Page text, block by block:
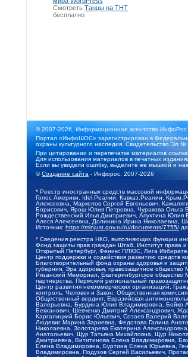
Смотреть Танцы на ТНТ
бесплатно
© 2007-2026, Информационное агентство
Портал «ИнфоШОС» зарегистрирован в
охраны культурного наследия. Свидетельство Эл
При цитировании и перепечатке материалов
Для использования материалов в печатных
Если вы увидели ошибку, выделите ее мышкой и
©Создание сайта - Инфорос, 2007-2026
* Реестр иностранных средств массовой
Голос Америки, Idel.Реалии, Кавказ.Реалии,
Алексеевна, Маркелов Сергей Евгеньевич,
Борисович, Ярош Юлия Петровна, Чуракова Ольга
Рождественский Илья Дмитриевич, Апухтина Юлия
Алеся Алексеевна, Долинина Ирина Николаевна,
Источник: https://minjust.gov.ru/ru/documents/7755/
* Сведения реестра НКО, выполняющих функции
Фонд защиты прав граждан Штаб, Институт права
Открытый Петербург, Феникс ПЛЮС, Лига
Центр поддержки и содействия развитию средств
Благотворительный фонд охраны здоровья и
губерния, Эра здоровья, правозащитное
Рязанский Мемориал, Екатеринбургское общество
партнерства, Пермский региональный
Центр развития некоммерческих организаций,
контроль, Человек и Закон, Общественная
Общественный вердикт, Евразийская
Валерьевна, Бурдина Юлия Владимировна, Бойко
Бекханович, Шевченко Дмитрий Александрович,
Каргалицкий Борис Юльевич, Созаев Валерий
Людевиг Марина Зариевна, Федотова Галина
Николаевна, Золотарева Екатерина
Анатольевич, Щур Татьяна Михайловна, Щур
Дмитриевна, Вититинова Елена Владимировна,
Елена Владимировна, Буртина Елена Юрьевна,
Владимировна, Подузов Сергей Васильевич,